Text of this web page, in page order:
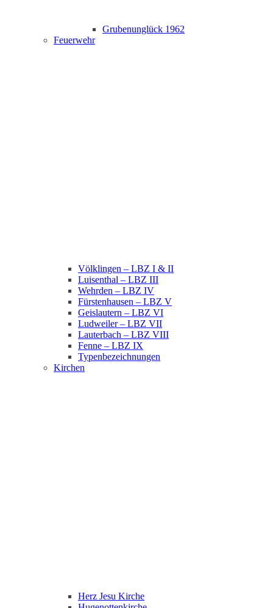
Grubenunglück 1962
Feuerwehr
Völklingen – LBZ I & II
Luisenthal – LBZ III
Wehrden – LBZ IV
Fürstenhausen – LBZ V
Geislautern – LBZ VI
Ludweiler – LBZ VII
Lauterbach – LBZ VIII
Fenne – LBZ IX
Typenbezeichnungen
Kirchen
Herz Jesu Kirche